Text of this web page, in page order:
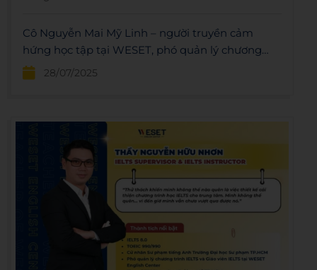
Cô Nguyễn Mai Mỹ Linh – người truyền cảm
hứng học tập tại WESET, phó quản lý chương
trình tiếng Anh giao tiếp, sở hữu IELTS 8.0.
28/07/2025